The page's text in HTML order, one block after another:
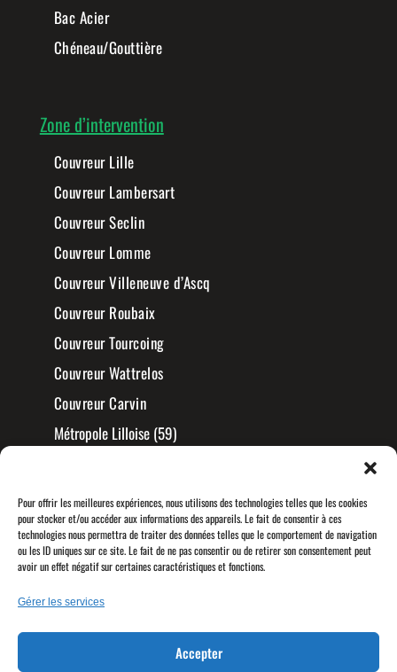
Pour offrir les meilleures expériences, nous utilisons des technologies telles que les cookies
pour stocker et/ou accéder aux informations des appareils. Le fait de consentir à ces
technologies nous permettra de traiter des données telles que le comportement de navigation
ou les ID uniques sur ce site. Le fait de ne pas consentir ou de retirer son consentement peut
avoir un effet négatif sur certaines caractéristiques et fonctions.
Gérer les services
Accepter
Bac Acier
Chéneau/Gouttière
Zone d’intervention
Couvreur Lille
Couvreur Lambersart
Couvreur Seclin
Couvreur Lomme
Couvreur Villeneuve d’Ascq
Couvreur Roubaix
Couvreur Tourcoing
Couvreur Wattrelos
Couvreur Carvin
Métropole Lilloise (59)